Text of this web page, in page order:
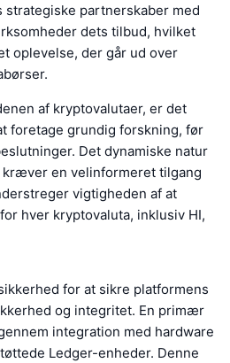
strategiske partnerskaber med
dets tilbud, hvilket
oplevelse, der går ud over
af kryptovalutaer, er det
foretage grundig forskning, før
Det dynamiske natur
en velinformeret tilgang
vigtigheden af at
hver kryptovaluta, inklusiv HI,
for at sikre platformens
og integritet. En primær
integration med hardware
Ledger-enheder. Denne